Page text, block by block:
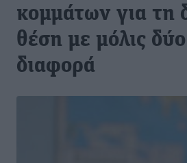
κομμάτων για τη
θέση με μόλις
διαφορά